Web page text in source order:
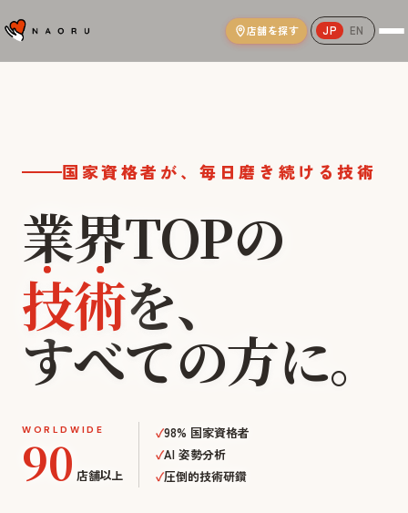
店舗を探す JP EN
本気
国家資格者が、毎日磨き続ける技術
業界TOPの
技術を、
すべての方に。
世界
WORLDWIDE
90 店舗以上
✓98% 国家資格者
✓AI 姿勢分析
✓圧倒的技術研鑽